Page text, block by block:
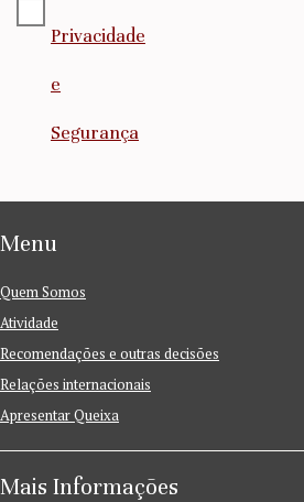
Privacidade
e
Segurança
Menu
Quem Somos
Atividade
Recomendações e outras decisões
Relações internacionais
Apresentar Queixa
Mais Informações